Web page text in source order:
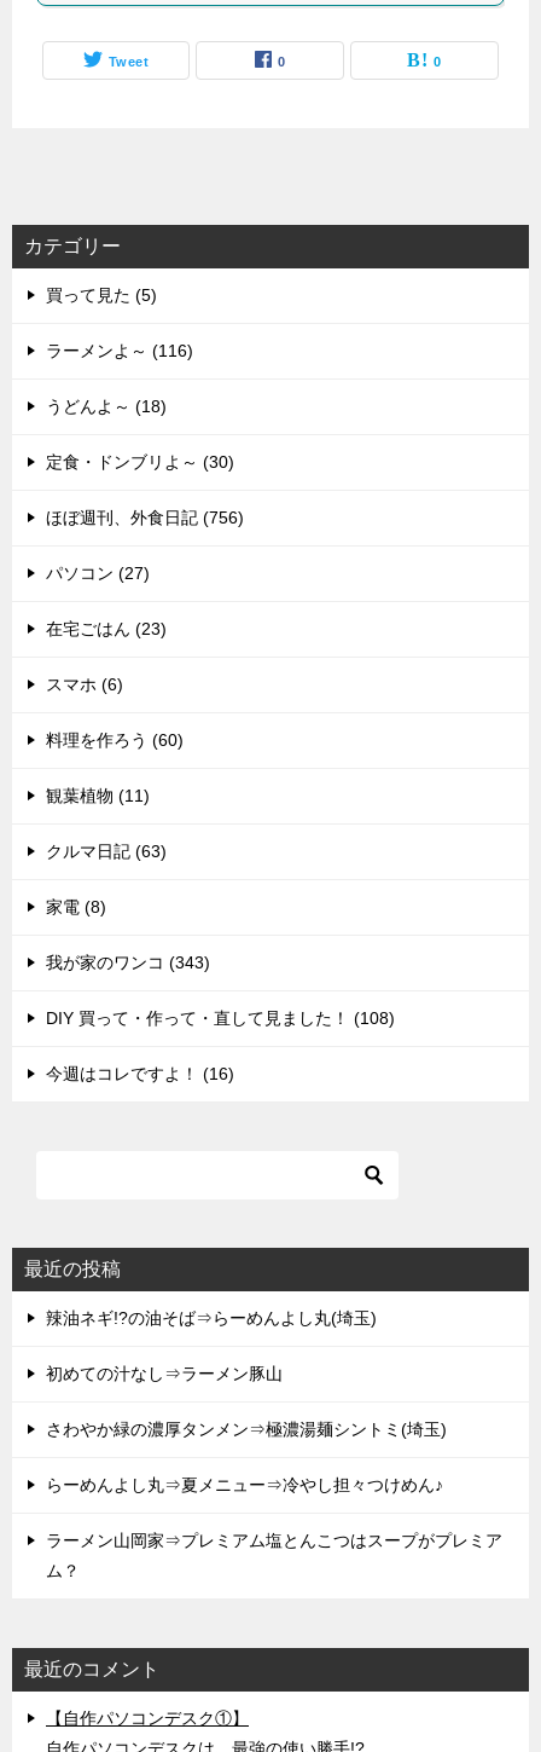
Tweet 0 0
カテゴリー
買って見た (5)
ラーメンよ～ (116)
うどんよ～ (18)
定食・ドンブリよ～ (30)
ほぼ週刊、外食日記 (756)
パソコン (27)
在宅ごはん (23)
スマホ (6)
料理を作ろう (60)
観葉植物 (11)
クルマ日記 (63)
家電 (8)
我が家のワンコ (343)
DIY 買って・作って・直して見ました！ (108)
今週はコレですよ！ (16)
最近の投稿
辣油ネギ!?の油そば⇒らーめんよし丸(埼玉)
初めての汁なし⇒ラーメン豚山
さわやか緑の濃厚タンメン⇒極濃湯麺シントミ(埼玉)
らーめんよし丸⇒夏メニュー⇒冷やし担々つけめん♪
ラーメン山岡家⇒プレミアム塩とんこつはスープがプレミア
ム？
最近のコメント
【自作パソコンデスク①】